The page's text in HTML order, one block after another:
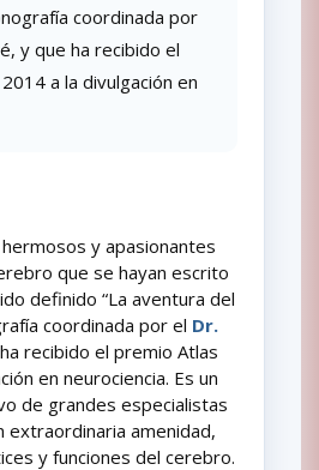
coordinada por
y que ha recibido el
a la divulgación en
y apasionantes
que se hayan escrito
definido “La aventura del
coordinada por el Dr.
recibido el premio Atlas
en neurociencia. Es un
de grandes especialistas
extraordinaria amenidad,
y funciones del cerebro.